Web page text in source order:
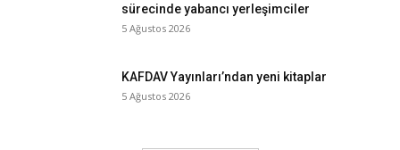
sürecinde yabancı yerleşimciler
5 Ağustos 2026
KAFDAV Yayınları’ndan yeni kitaplar
5 Ağustos 2026